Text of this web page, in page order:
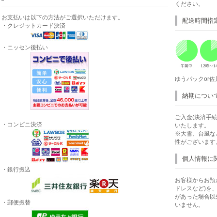
お支払いは以下の方法がご選択いただけます。
・クレジットカード決済
・ニッセン後払い
・コンビニ決済
・銀行振込
・郵便振替
ください。
配送時間指
ゆうパックor佐
納期につい
ご入金(決済手
いたします。
※大雪、台風な
性がございま
個人情報に
お客様からお
ドレスなど)を
があった場合
いません。